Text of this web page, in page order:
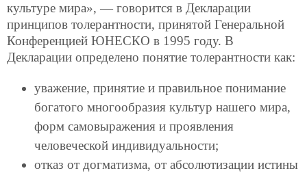
культуре мира», — говорится в Декларации
принципов толерантности, принятой Генеральной
Конференцией ЮНЕСКО в 1995 году. В
Декларации определено понятие толерантности как:
уважение, принятие и правильное понимание
богатого многообразия культур нашего мира,
форм самовыражения и проявления
человеческой индивидуальности;
отказ от догматизма, от абсолютизации истины